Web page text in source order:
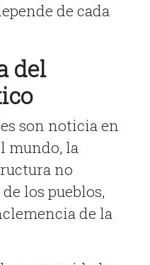
de cada
del
son noticia en
mundo, la
no
los pueblos,
de la